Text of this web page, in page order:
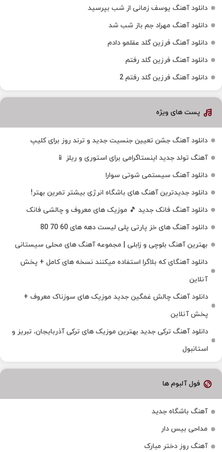
دانلود آهنگ یوسف زمانی از شب بپرسید
دانلود آهنگ مهراد جم باز شب شد
دانلود آهنگ فرزین گلد عقلمو دادم
دانلود آهنگ فرزین گلد رفتم
دانلود آهنگ فرزین گلد رفتم 2
پست های ویژه
دانلود آهنگ جشن تعیین جنسیت جدید و ترند روز برای کلیپ
آهنگ تولد جدید اینستاگرامی برای استوری و ریلز 📱
دانلود آهنگ سیستمی شوتی سوارا
دانلود جدیدترین آهنگ‌ های باشگاه انرژی بیشتر تمرین بهتر!
دانلود آهنگ فانک جدید 🎵 موزیک‌ های معروف و چالشی فانک
دانلود آهنگ های خز پارتی پلی لیست دهه های 60 70 80
بهترین آهنگ بلوچی و زابلی | مجموعه آهنگ‌ های محلی سیستانی
دانلود آهنگای که بلاگرا استفاده میکنند نسخه های کامل + پخش
آنلاین
دانلود آهنگ چالش غمگین جدید موزیک های سوزناک معروف +
پخش آنلاین
دانلود آهنگ ترکی جدید بهترین موزیک‌ های ترکی آذربایجان، تبریز و
استانبول
فول آلبوم ها
آهنگ باشگاه جدید
مداحی بیس دار
آهنگ روز دختر مبارک